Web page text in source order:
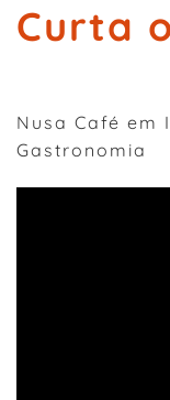
Curta
Nusa Café em
Gastronomia